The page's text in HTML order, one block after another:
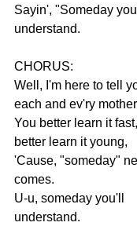
Sayin', "Someday
understand.
CHORUS:
Well , I'm here to tell
each and ev'ry
You better learn it fast,
better learn it young,
'Cause, "someday"
comes.
U-u, someday you'll
understand.